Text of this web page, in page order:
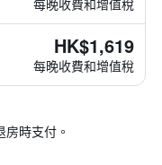
每晚收費和增值稅
HK$1,619
每晚收費和增值稅
時支付。